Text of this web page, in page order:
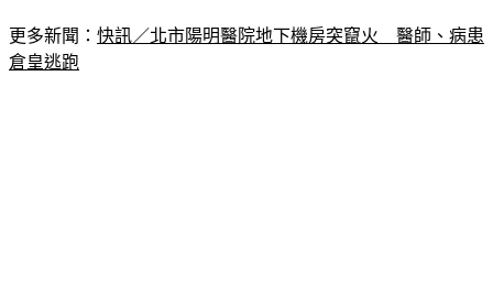
更多新聞： 快訊／北市陽明醫院地下機房突竄火　醫師、病患
倉皇逃跑